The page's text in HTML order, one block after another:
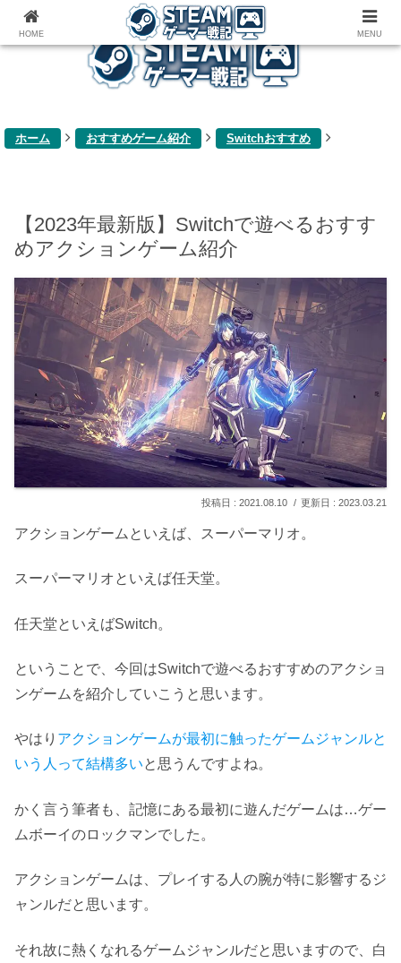
ゲーム関連雑記ブログ
ホーム おすすめゲーム紹介 Switchおすすめ
【2023年最新版】Switchで遊べるおすす
めアクションゲーム紹介
2021.08.10 2023.03.21
アクションゲームといえば、スーパーマリオ。
スーパーマリオといえば任天堂。
任天堂といえばSwitch。
ということで、今回はSwitchで遊べるおすすめのアクショ
ンゲームを紹介していこうと思います。
やはり アクションゲームが最初に触ったゲームジャンルと
いう人って結構多いと思うんですよね。
かく言う筆者も、記憶にある最初に遊んだゲームは…ゲー
ムボーイのロックマンでした。
アクションゲームは、プレイする人の腕が特に影響するジ
ャンルだと思います。
それ故に熱くなれるゲームジャンルだと思いますので、白
HOME MENU